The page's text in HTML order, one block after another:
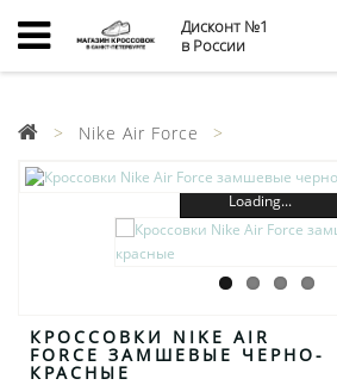
Дисконт №1
в России
Nike Air Force
Loading...
КРОССОВКИ NIKE AIR
FORCE ЗАМШЕВЫЕ ЧЕРНО-
КРАСНЫЕ